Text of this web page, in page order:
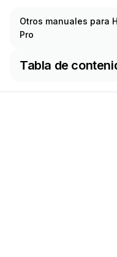
Otros manuales para
Pro
Tabla de